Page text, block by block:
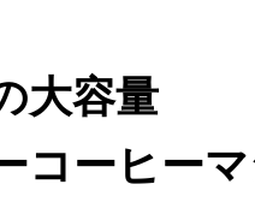
大容量
ーヒーマ